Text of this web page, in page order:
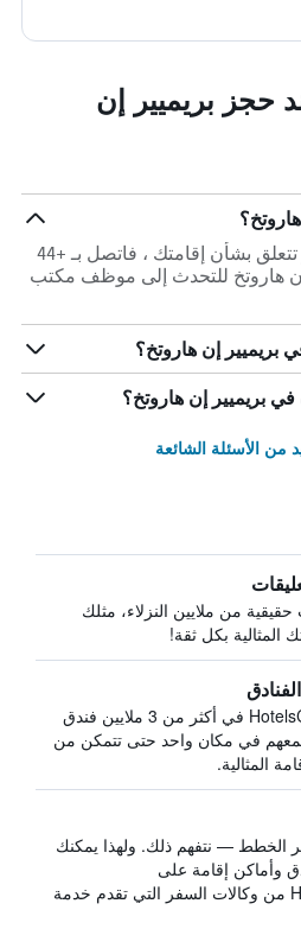
حجز بريميير إن
إذا كانت لديك أسئلة أو أمور تتعلق بشأن إقامتك ، فاتصل بـ +44
بريميير إن هاروتخ للتحدث إلى موظف مكتب
بريميير إن هاروتخ؟
بريميير إن هاروتخ؟
من الأسئلة الشائعة
حقيقية من ملايين النزلاء، مثلك
المثالية بكل ثقة!
يبحث HotelsCombined في أكثر من 3 ملايين فندق
في مكان واحد حتى تتمكن من
المثالية.
الخطط — نتفهم ذلك. ولهذا يمكنك
وأماكن إقامة على
HotelsCombined من وكالات السفر التي تقدم خدمة